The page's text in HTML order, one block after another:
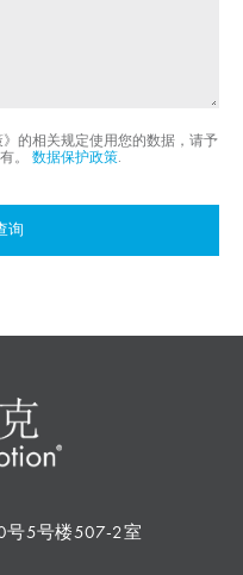
的相关规定使用您的数据，请予
。 数据保护政策
询
号5号楼507-2室